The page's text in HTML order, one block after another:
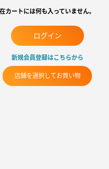
カートには何も入っていません。
ログイン
新規会員登録はこちらから
店舗を選択してお買い物